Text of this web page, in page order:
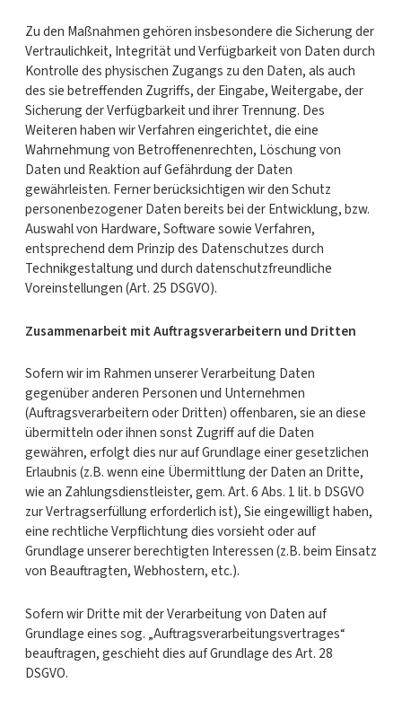
Zu den Maßnahmen gehören insbesondere die Sicherung der
Vertraulichkeit, Integrität und Verfügbarkeit von Daten durch
Kontrolle des physischen Zugangs zu den Daten, als auch
des sie betreffenden Zugriffs, der Eingabe, Weitergabe, der
Sicherung der Verfügbarkeit und ihrer Trennung. Des
Weiteren haben wir Verfahren eingerichtet, die eine
Wahrnehmung von Betroffenenrechten, Löschung von
Daten und Reaktion auf Gefährdung der Daten
gewährleisten. Ferner berücksichtigen wir den Schutz
personenbezogener Daten bereits bei der Entwicklung, bzw.
Auswahl von Hardware, Software sowie Verfahren,
entsprechend dem Prinzip des Datenschutzes durch
Technikgestaltung und durch datenschutzfreundliche
Voreinstellungen (Art. 25 DSGVO).
Zusammenarbeit mit Auftragsverarbeitern und Dritten
Sofern wir im Rahmen unserer Verarbeitung Daten
gegenüber anderen Personen und Unternehmen
(Auftragsverarbeitern oder Dritten) offenbaren, sie an diese
übermitteln oder ihnen sonst Zugriff auf die Daten
gewähren, erfolgt dies nur auf Grundlage einer gesetzlichen
Erlaubnis (z.B. wenn eine Übermittlung der Daten an Dritte,
wie an Zahlungsdienstleister, gem. Art. 6 Abs. 1 lit. b DSGVO
zur Vertragserfüllung erforderlich ist), Sie eingewilligt haben,
eine rechtliche Verpflichtung dies vorsieht oder auf
Grundlage unserer berechtigten Interessen (z.B. beim Einsatz
von Beauftragten, Webhostern, etc.).
Sofern wir Dritte mit der Verarbeitung von Daten auf
Grundlage eines sog. „Auftragsverarbeitungsvertrages“
beauftragen, geschieht dies auf Grundlage des Art. 28
DSGVO.